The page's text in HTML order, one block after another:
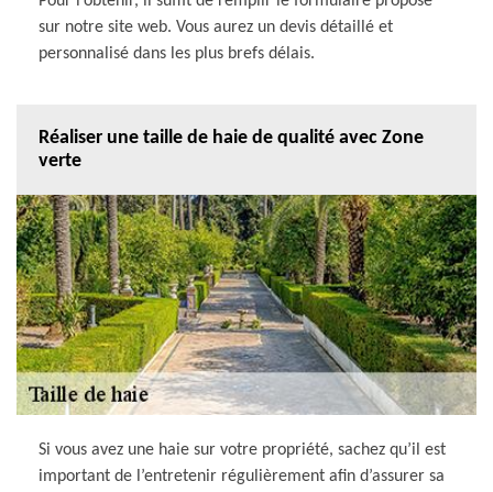
sur notre site web. Vous aurez un devis détaillé et
personnalisé dans les plus brefs délais.
Réaliser une taille de haie de qualité avec Zone
verte
Si vous avez une haie sur votre propriété, sachez qu’il est
important de l’entretenir régulièrement afin d’assurer sa